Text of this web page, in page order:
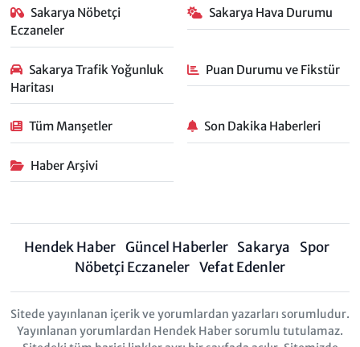
Sakarya Nöbetçi
Eczaneler
Sakarya Hava Durumu
Sakarya Trafik Yoğunluk
Haritası
Puan Durumu ve Fikstür
Tüm Manşetler Son Dakika Haberleri
Haber Arşivi
Hendek Haber Güncel Haberler Sakarya
Spor
Nöbetçi Eczaneler Vefat Edenler
Sitede yayınlanan içerik ve yorumlardan yazarları sorumludur.
Yayınlanan yorumlardan Hendek Haber sorumlu tutulamaz.